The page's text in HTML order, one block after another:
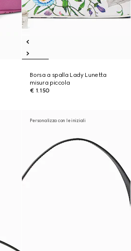
Borsa a spalla Lady Lunetta
misura piccola
€ 1.150
Personalizza con le iniziali